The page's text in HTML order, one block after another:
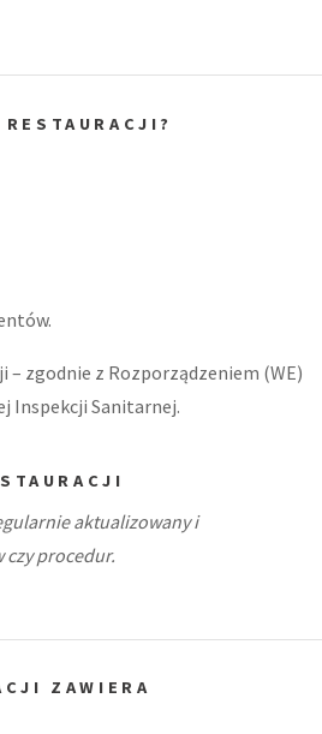
zgodnie z Rozporządzeniem (WE)
Inspekcji Sanitarnej.
aktualizowany i
procedur.
ZAWIERA